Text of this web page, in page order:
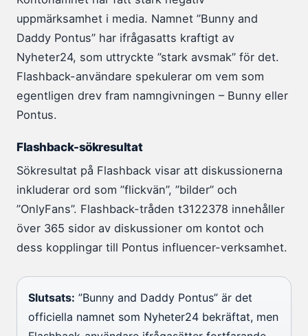
uppmärksamhet i media. Namnet ”Bunny and
Daddy Pontus” har ifrågasatts kraftigt av
Nyheter24, som uttryckte ”stark avsmak” för det.
Flashback-användare spekulerar om vem som
egentligen drev fram namngivningen – Bunny eller
Pontus.
Flashback-sökresultat
Sökresultat på Flashback visar att diskussionerna
inkluderar ord som ”flickvän”, ”bilder” och
”OnlyFans”. Flashback-tråden t3122378 innehåller
över 365 sidor av diskussioner om kontot och
dess kopplingar till Pontus influencer-verksamhet.
Slutsats: ”Bunny and Daddy Pontus” är det
officiella namnet som Nyheter24 bekräftat, men